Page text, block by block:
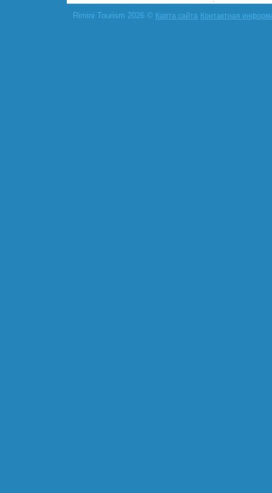
Rimini Tourism 2026 © Карта сайта Контактная